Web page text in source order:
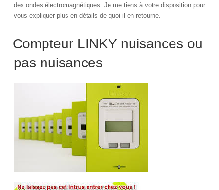
des ondes électromagnétiques. Je me tiens à votre disposition pour
vous expliquer plus en détails de quoi il en retourne.
Compteur LINKY nuisances ou
pas nuisances